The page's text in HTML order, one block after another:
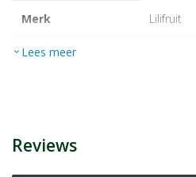
Merk lilifruit
EAN
expand_more Lees meer
Reviews